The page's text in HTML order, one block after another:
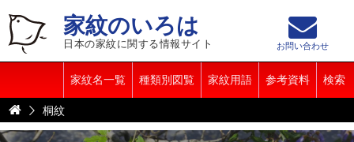
家紋のいろは
日本の家紋に関する情報サイト
家紋名一覧 種類別図覧 家紋用語 参考資料 検索
お問い合わせ
桐紋